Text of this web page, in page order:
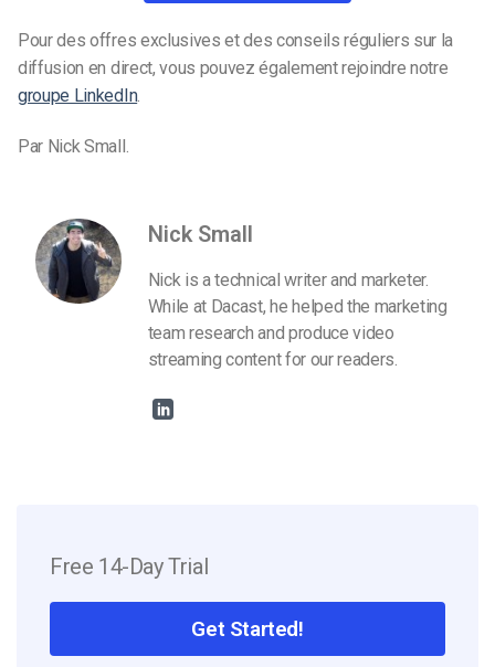
Pour des offres exclusives et des conseils réguliers sur la
diffusion en direct, vous pouvez également rejoindre notre
groupe LinkedIn.
Par Nick Small.
Nick Small
Nick is a technical writer and marketer.
While at Dacast, he helped the marketing
team research and produce video
streaming content for our readers.
Free 14-Day Trial
Get Started!